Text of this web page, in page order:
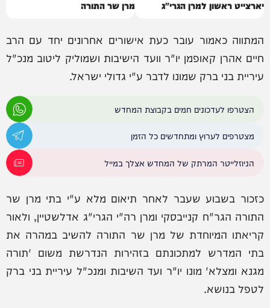
יארצייט ראשון למרן הגרי"ג
מרן שר התורה
המתווה כאמור עובר כעת אישורים אחרונים יחד עם הרב
חיים אהרן קאופמן יו"ר וועד הישיבות ושמוליק ליטוב מנכ"ל
עיריית בני ברק שמונו לדבר ע"י גדולי ישראל.
הצטרפו לעדכונים חמים בקבוצת המחדש
מצטרפים לערוץ ומתחדשים כל הזמן
הניוזלייטר המרתק של המחדש אצלך במייל
כזכור בשבוע שעבר לאחר תיאום מלא ע"י בתי מרן שר
התורה הגר"ח קנייבסקי ומרן רה"י הגרי"ג אדלשטיין, ולאור
קריאתו המיוחדת של מרן שר התורה להשיב במהרה את
בתי המדרש למתכונתם בזהירות הנדרשת משום 'תורה
מגנא ומצלא' מונו יו"ר ועד השיבות ומנכ"ל עיריית בני ברק
לטפל בנושא.